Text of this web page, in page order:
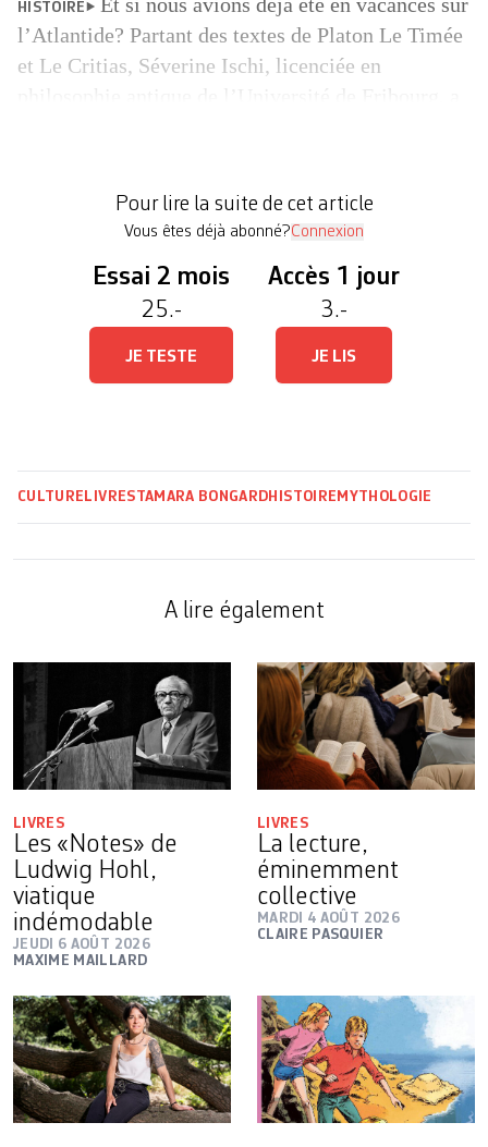
HISTOIRE
l’Atlantide? Partant des textes de Platon Le Timée
et Le Critias, Séverine Ischi, licenciée en
illustré L’Atlantide, […]
Pour lire la suite de cet article
Vous êtes déjà abonné?Connexion
Essai 2 mois
25.-
JE TESTE
Accès 1 jour
3.-
JE LIS
CULTURE LIVRESTAMARA BONGARD HISTOIRE MYTHOLOGIE
A lire également
LIVRES
Les «Notes» de
Ludwig Hohl,
viatique
indémodable
JEUDI 6 AOÛT 2026
MAXIME MAILLARD
LIVRES
La lecture,
éminemment
collective
MARDI 4 AOÛT 2026
CLAIRE PASQUIER